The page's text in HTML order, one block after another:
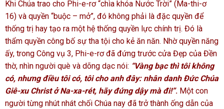
Khi Chúa trao cho Phi-e-rơ “chìa khóa Nước Trời” (Ma-thi-ơ
16) và quyền “buộc – mở”, đó không phải là đặc quyền để
thống trị hay tạo ra một hệ thống quyền lực chính trị. Đó là
thẩm quyền công bố sự tha tội cho kẻ ăn năn. Nhờ quyền năng
ấy, trong Công vụ 3, Phi-e-rơ đã đứng trước cửa Đẹp của Đền
thờ, nhìn người què và dõng dạc nói: “Vàng bạc thì tôi không
có, nhưng điều tôi có, tôi cho anh đây: nhân danh Đức Chúa
Giê-xu Christ ở Na-xa-rét, hãy đứng dậy mà đi!”. Một con
người từng nhút nhát chối Chúa nay đã trở thành ống dẫn của